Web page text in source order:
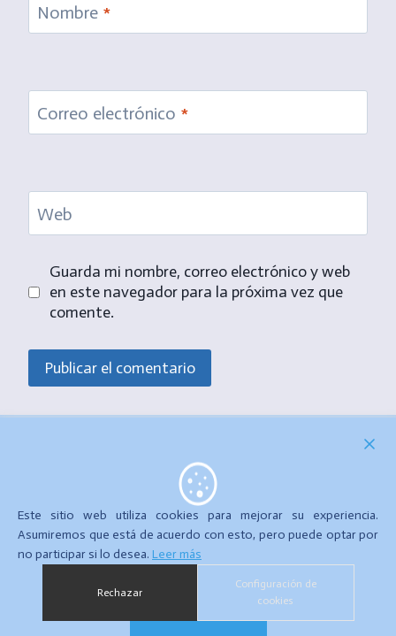
Nombre *
Correo electrónico *
Web
Guarda mi nombre, correo electrónico y web
en este navegador para la próxima vez que
comente.
POLÍTICA DE PRIVACIDAD
POLÍTICA DE COOKIES
Este sitio web utiliza cookies para mejorar su experiencia.
Asumiremos que está de acuerdo con esto, pero puede optar por
no participar si lo desea. Leer más
Rechazar
Configuración de
cookies